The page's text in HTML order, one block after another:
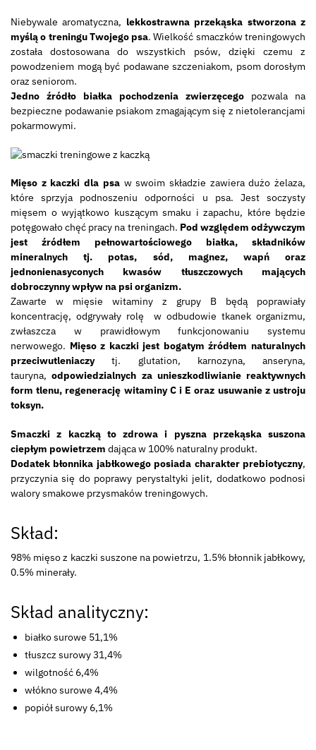
Niebywale aromatyczna, lekkostrawna przekąska stworzona z
myślą o treningu Twojego psa. Wielkość smaczków treningowych
została dostosowana do wszystkich psów, dzięki czemu z
powodzeniem mogą być podawane szczeniakom, psom dorosłym
oraz seniorom.
Jedno źródło białka pochodzenia zwierzęcego pozwala na
bezpieczne podawanie psiakom zmagającym się z nietolerancjami
pokarmowymi.
Mięso z kaczki dla psa w swoim składzie zawiera dużo żelaza,
które sprzyja podnoszeniu odporności u psa. Jest soczysty
mięsem o wyjątkowo kuszącym smaku i zapachu, które będzie
potęgowało chęć pracy na treningach. Pod względem odżywczym
jest źródłem pełnowartościowego białka, składników
mineralnych tj. potas, sód, magnez, wapń oraz
jednonienasyconych kwasów tłuszczowych mających
dobroczynny wpływ na psi organizm.
Zawarte w mięsie witaminy z grupy B będą poprawiały
koncentrację, odgrywały rolę w odbudowie tkanek organizmu,
zwłaszcza w prawidłowym funkcjonowaniu systemu
nerwowego. Mięso z kaczki jest bogatym źródłem naturalnych
przeciwutleniaczytj. glutation, karnozyna, anseryna,
tauryna,odpowiedzialnych za unieszkodliwianie reaktywnych
form tlenu, regenerację witaminy C i E oraz usuwanie z ustroju
toksyn.
Smaczki z kaczką to zdrowa i pyszna przekąska suszona
ciepłym powietrzem dająca w 100% naturalny produkt.
Dodatek błonnika jabłkowego posiada charakter prebiotyczny,
przyczynia się do poprawy perystaltyki jelit, dodatkowo podnosi
walory smakowe przysmaków treningowych.
Skład:
98% mięso z kaczki suszone na powietrzu, 1.5% błonnik jabłkowy,
0.5% minerały.
Skład analityczny:
białko surowe 51,1%
tłuszcz surowy 31,4%
wilgotność 6,4%
włókno surowe 4,4%
popiół surowy 6,1%